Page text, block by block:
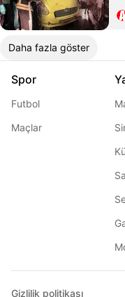
Daha fazla göster
Spor
Futbol
Maçlar
Gizlilik politikası